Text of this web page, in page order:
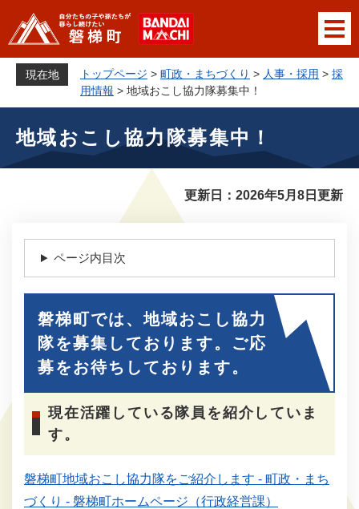
ジ
頭
。
メニューを飛ばして本文へ
現在地 トップページ > 町政・まちづくり > 人事・採用 > 採
用情報 > 地域おこし協力隊募集中！
地域おこし協力隊募集中！
更新日：2026年5月8日更新
ページ内目次
磐梯町では、地域おこし協力
隊を募集しております。ご応
募をお待ちしております。
現在活躍している隊員を紹介していま
す。
磐梯町地域おこし協力隊をご紹介します - 町政・まち
づくり - 磐梯町ホームページ（行政経営課）